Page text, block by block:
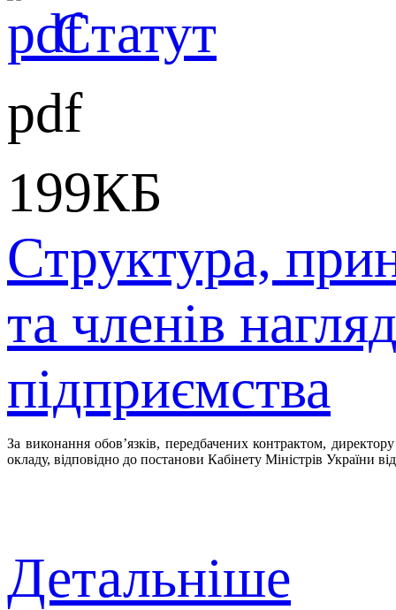
Статут
pdf
199КБ
Структура,
та членів
підприємства
За виконання обов’язків, передбачених контрактом,
окладу, відповідно до постанови Кабінету Міністрів України
Детальніше